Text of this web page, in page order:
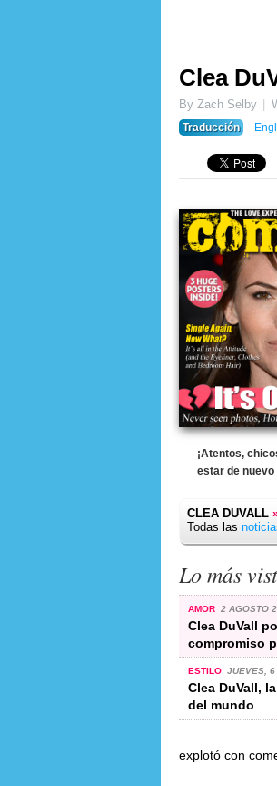
Clea
By Zach Selby
Traducción
¡Atentos,
estar de
CLEA DUVALL
Todas las
Lo más
AMOR 2 AGOSTO
Clea DuVall
compromiso
ESTILO JUEVES, 6
Clea DuVall,
del mundo
explotó con